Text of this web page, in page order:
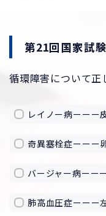
第21回国家試
循環障害について正
レイノー病ーーー
奇異塞栓症ーーー
バージャー病ーー
肺高血圧症ーーー